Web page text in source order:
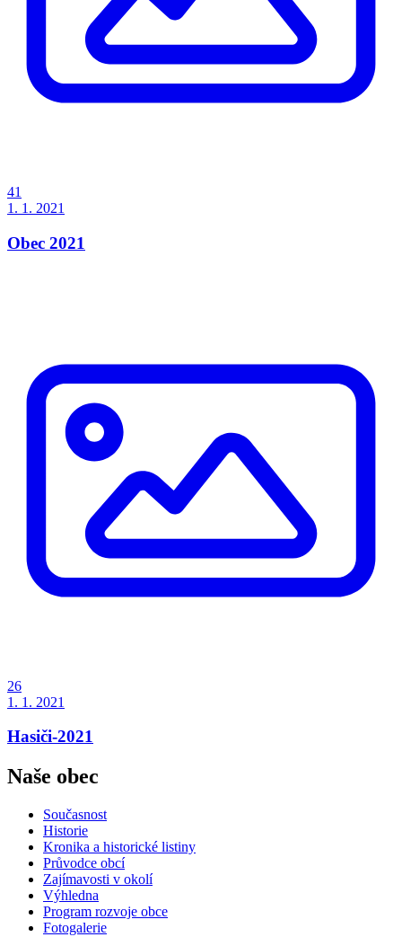
41
1. 1. 2021
Obec 2021
26
1. 1. 2021
Hasiči-2021
Naše obec
Současnost
Historie
Kronika a historické listiny
Průvodce obcí
Zajímavosti v okolí
Výhledna
Program rozvoje obce
Fotogalerie